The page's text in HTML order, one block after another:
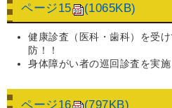
ページ15 (1065KB)
健康診査（医科・歯科）を受
防！！
身体障がい者の巡回診査を実施
ページ16 (797KB)